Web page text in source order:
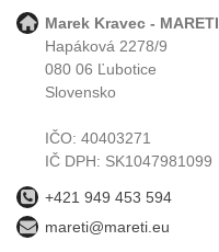
Marek Kravec - MARETI
Hapáková 2278/9
080 06 Ľubotice
Slovensko
IČO: 40403271
IČ DPH: SK1047981099
+421 949 453 594
mareti@mareti.eu